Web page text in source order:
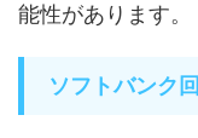
能性があります。
ソフトバンク